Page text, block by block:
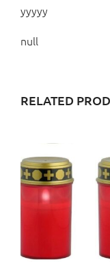
yyyyy
null
RELATED